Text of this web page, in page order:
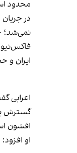
محدود
در
نمی‌شد؛
ایران و
اعرابی
گسترش
افشون
او